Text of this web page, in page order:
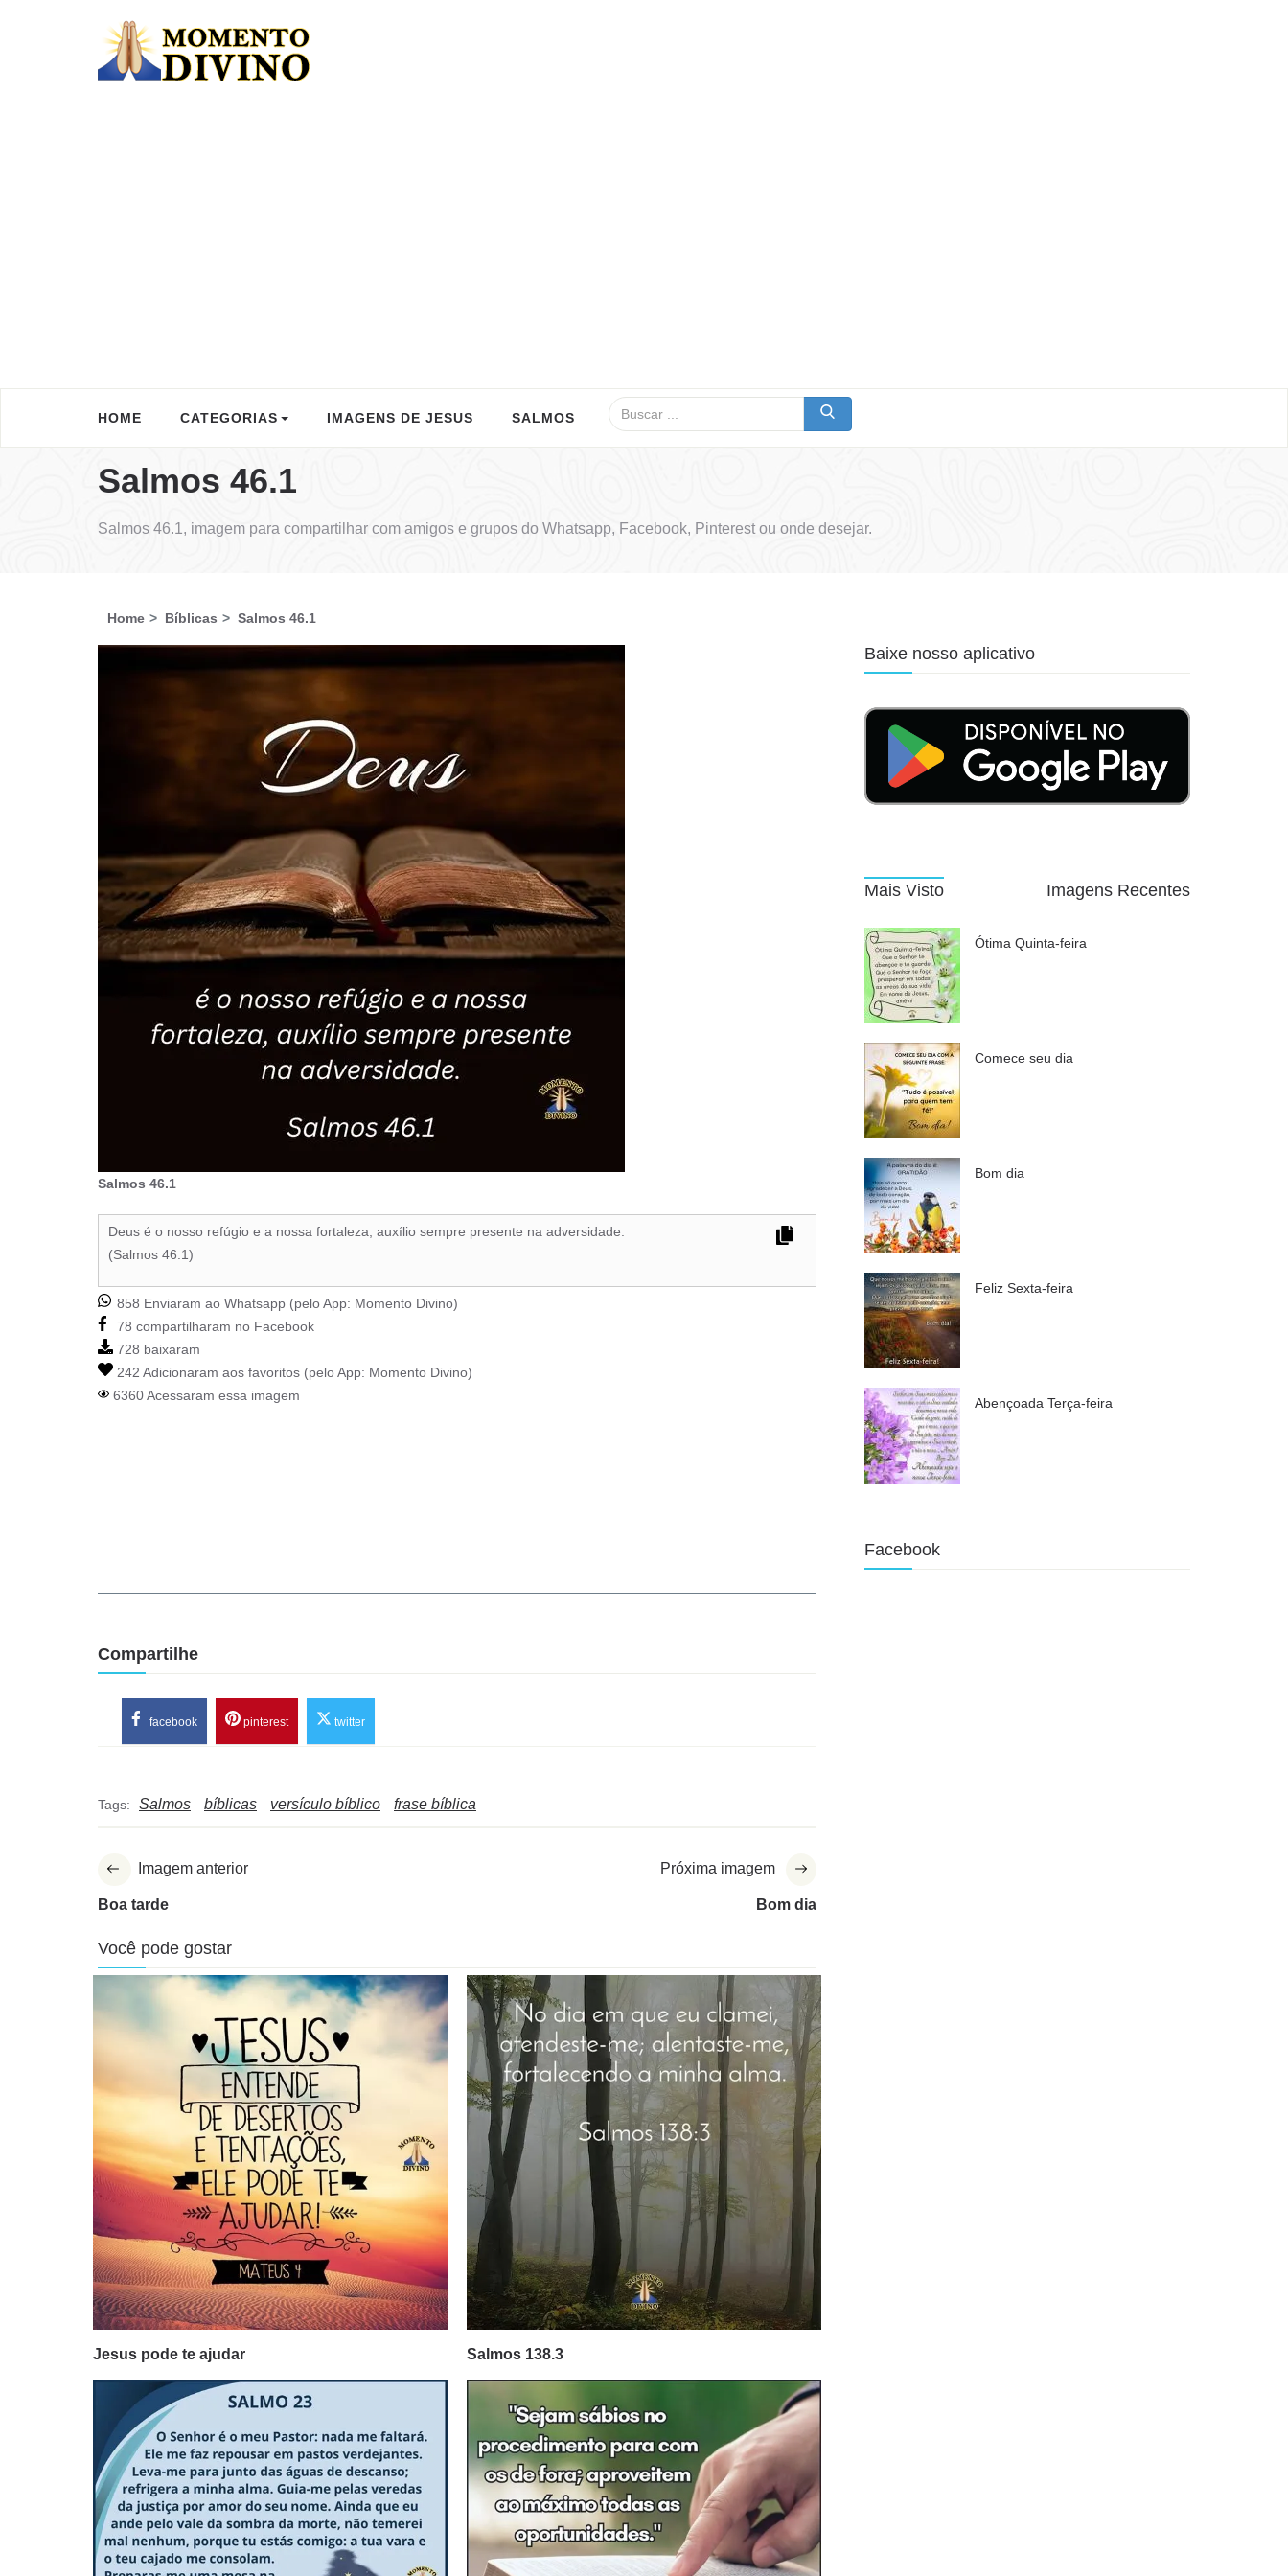
HOME CATEGORIAS IMAGENS DE JESUS SALMOS
Salmos 46.1
Salmos 46.1, imagem para compartilhar com amigos e grupos do Whatsapp, Facebook, Pinterest ou onde desejar.
Home Bíblicas Salmos 46.1
Salmos 46.1
Deus é o nosso refúgio e a nossa fortaleza, auxílio sempre presente na adversidade.
(Salmos 46.1)
858 Enviaram ao Whatsapp (pelo App: Momento Divino)
78 compartilharam no Facebook
728 baixaram
242 Adicionaram aos favoritos (pelo App: Momento Divino)
6360 Acessaram essa imagem
Compartilhe
facebook pinterest twitter
Tags: Salmos bíblicas versículo bíblico frase bíblica
Imagem anterior
Boa tarde
Próxima imagem
Bom dia
Você pode gostar
Jesus pode te ajudar Salmos 138.3
Baixe nosso aplicativo
Mais Visto Imagens Recentes
Ótima Quinta-feira
Comece seu dia
Bom dia
Feliz Sexta-feira
Abençoada Terça-feira
Facebook